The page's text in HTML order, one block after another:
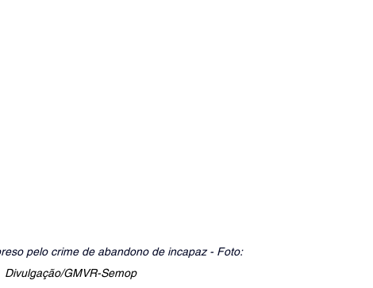
pelo crime de abandono de incapaz - Foto:
Divulgação/GMVR-Semop